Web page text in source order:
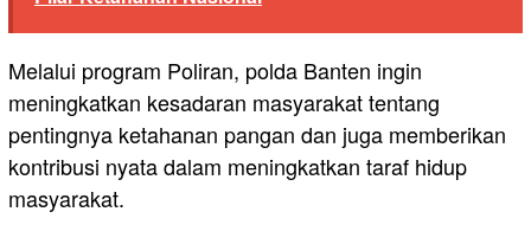
Melalui program Poliran, polda Banten ingin
meningkatkan kesadaran masyarakat tentang
pentingnya ketahanan pangan dan juga memberikan
kontribusi nyata dalam meningkatkan taraf hidup
masyarakat.